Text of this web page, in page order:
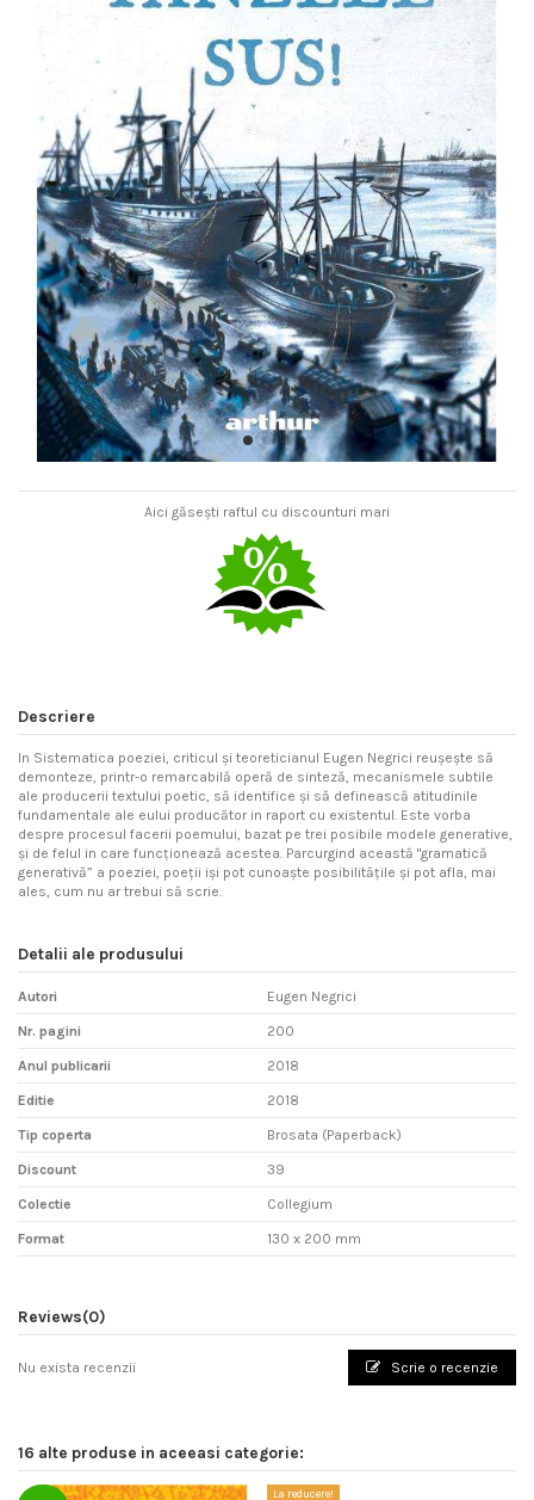
Aici găsești raftul cu discounturi mari
Descriere
In Sistematica poeziei, criticul şi teoreticianul Eugen Negrici reuşeşte să
demonteze, printr-o remarcabilă operă de sinteză, mecanismele subtile
ale producerii textului poetic, să identifice şi să definească atitudinile
fundamentale ale eului producător in raport cu existentul. Este vorba
despre procesul facerii poemului, bazat pe trei posibile modele generative,
şi de felul in care funcţionează acestea. Parcurgind această "gramatică
generativă” a poeziei, poeţii işi pot cunoaşte posibilităţile şi pot afla, mai
ales, cum nu ar trebui să scrie.
Detalii ale produsului
Autori Eugen Negrici
Nr. pagini 200
Anul publicarii 2018
Editie 2018
Tip coperta Brosata (Paperback)
Discount 39
Colectie Collegium
Format 130 x 200 mm
Reviews(0)
Nu exista recenzii Scrie o recenzie
16 alte produse in aceeasi categorie:
La reducere!